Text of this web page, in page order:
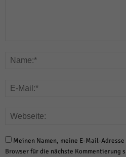
Meinen Namen, meine E-Mail-
Browser für die nächste Kommentierung